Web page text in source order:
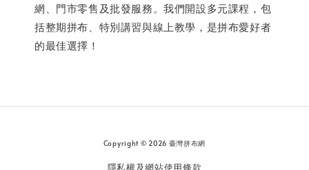
網、門市零售及批發服務。我們開設多元課程，包
括整期拼布、特別講習與線上教學，是拼布愛好者
的最佳選擇！
Copyright © 2026 臺灣拼布網
隱私權及網站使用條款